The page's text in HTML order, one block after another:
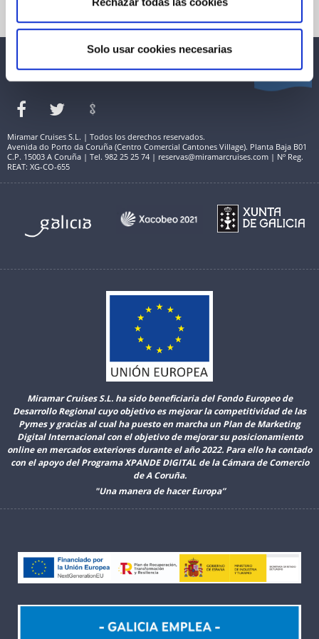
Solo usar cookies necesarias
Términos de Uso y Aviso Legal
Miramar Cruises S.L. | Todos los derechos reservados.
Avenida do Porto da Coruña (Centro Comercial Cantones Village). Planta Baja B01
C.P. 15003 A Coruña | Tel. 982 25 25 74 | reservas@miramarcruises.com | Nº Reg.
REAT: XG-CO-655
Miramar Cruises S.L. ha sido beneficiaria del Fondo Europeo de
Desarrollo Regional cuyo objetivo es mejorar la competitividad de las
Pymes y gracias al cual ha puesto en marcha un Plan de Marketing
Digital Internacional con el objetivo de mejorar su posicionamiento
online en mercados exteriores durante el año 2022. Para ello ha contado
con el apoyo del Programa XPANDE DIGITAL de la Cámara de Comercio
de A Coruña.
"Una manera de hacer Europa”